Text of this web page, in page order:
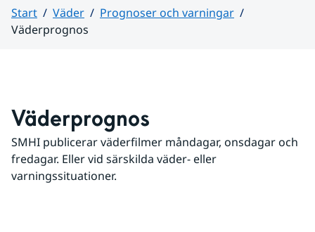
Start Väder
Prognoser och varningar
Väderprognos
Väderprognos
SMHI publicerar väderfilmer måndagar, onsdagar och
fredagar. Eller vid särskilda väder- eller
varningssituationer.